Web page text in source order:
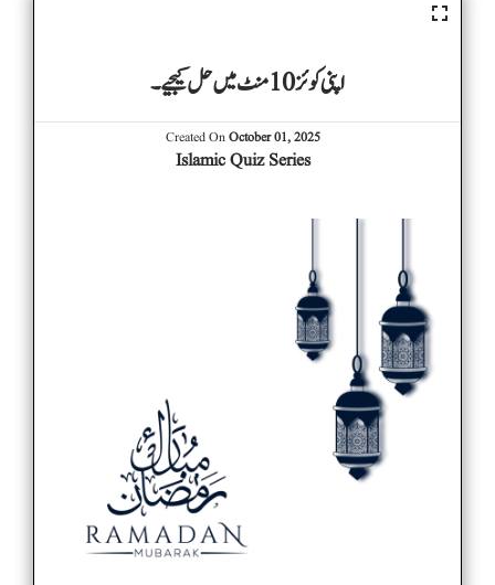
اپنی کوئز 10 منٹ میں حل کیجیے۔
Created OnOctober 01, 2025
Islamic Quiz Series